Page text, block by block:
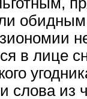
в лице
слова